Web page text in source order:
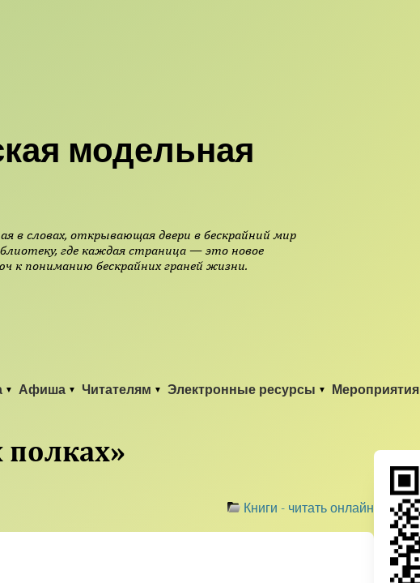
модельная
в словах, открывающая двери в бескрайний мир
где каждая страница — это новое
к пониманию бескрайних граней жизни.
Афиша Читателям Электронные ресурсы Мероприятия
Книги - читать онлайн